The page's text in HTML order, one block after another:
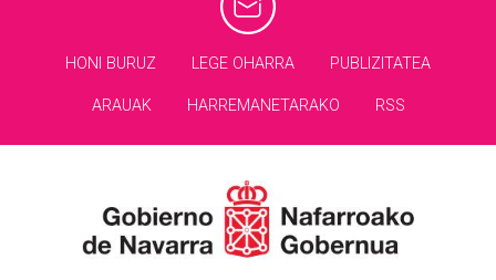
HONI BURUZ LEGE OHARRA PUBLIZITATEA
ARAUAK HARREMANETARAKO RSS